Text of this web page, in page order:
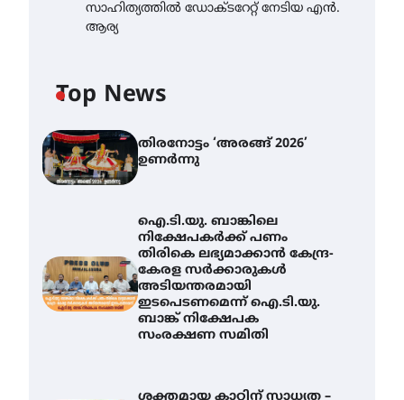
സാഹിത്യത്തിൽ ഡോക്ടറേറ്റ് നേടിയ എൻ.
ആര്യ
Top News
തിരനോട്ടം ‘അരങ്ങ് 2026’
ഉണർന്നു
ഐ.ടി.യു. ബാങ്കിലെ
നിക്ഷേപകർക്ക് പണം
തിരികെ ലഭ്യമാക്കാൻ കേന്ദ്ര-
കേരള സർക്കാരുകൾ
അടിയന്തരമായി
ഇടപെടണമെന്ന് ഐ.ടി.യു.
ബാങ്ക് നിക്ഷേപക
സംരക്ഷണ സമിതി